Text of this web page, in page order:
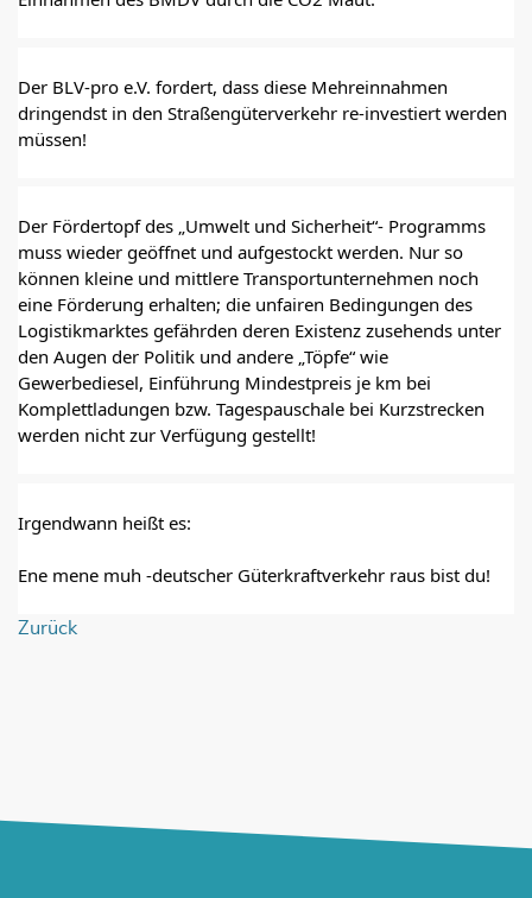
Der BLV-pro e.V. fordert, dass diese Mehreinnahmen
dringendst in den Straßengüterverkehr re-investiert werden
müssen!
Der Fördertopf des „Umwelt und Sicherheit“- Programms
muss wieder geöffnet und aufgestockt werden. Nur so
können kleine und mittlere Transportunternehmen noch
eine Förderung erhalten; die unfairen Bedingungen des
Logistikmarktes gefährden deren Existenz zusehends unter
den Augen der Politik und andere „Töpfe“ wie
Gewerbediesel, Einführung Mindestpreis je km bei
Komplettladungen bzw. Tagespauschale bei Kurzstrecken
werden nicht zur Verfügung gestellt!
Irgendwann heißt es:
Ene mene muh -deutscher Güterkraftverkehr raus bist du!
Zurück